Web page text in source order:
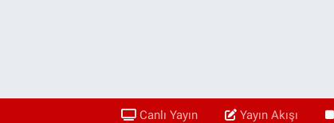
Canlı Yayın Yayın Akışı
Yayın Akışı